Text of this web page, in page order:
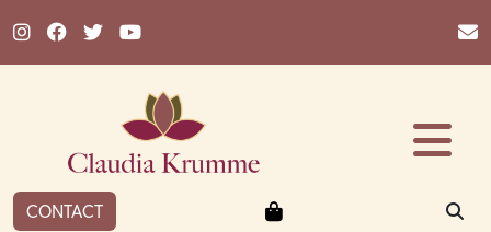
CONTACT Winkelmandje